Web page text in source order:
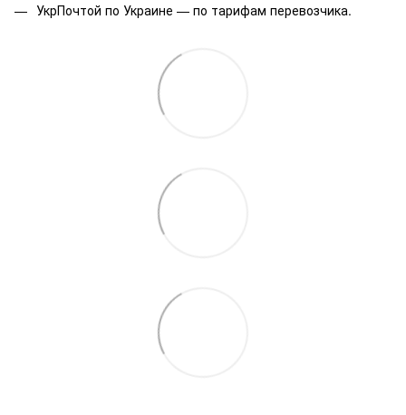
УкрПочтой по Украине — по тарифам перевозчика.